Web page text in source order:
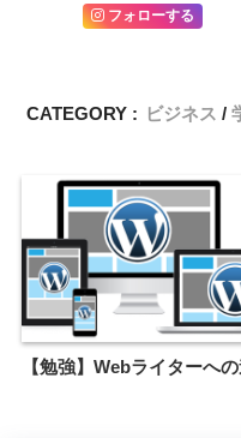
フォローする
CATEGORY : ビジネス
【勉強】Webライターへ